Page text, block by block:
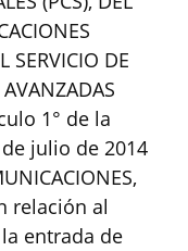
SERVICIO DE
1° de la
julio de 2014
relación al
entrada de